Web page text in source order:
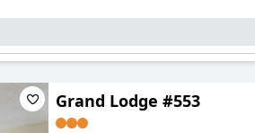
Grand Lodge #553